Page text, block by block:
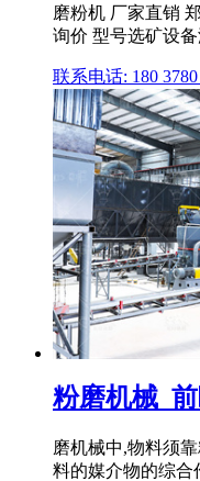
磨粉机 厂家直销
询价 型号选矿设
联系电话: 180 3780
粉磨机械_
磨机械中,物料须
料的媒介物的综合